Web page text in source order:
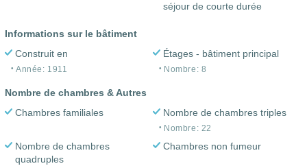
séjour de courte durée
Informations sur le bâtiment
Construit en
Année: 1911
Étages - bâtiment principal
Nombre: 8
Nombre de chambres & Autres
Chambres familiales
Nombre de chambres triples
Nombre: 22
Nombre de chambres
quadruples
Chambres non fumeur